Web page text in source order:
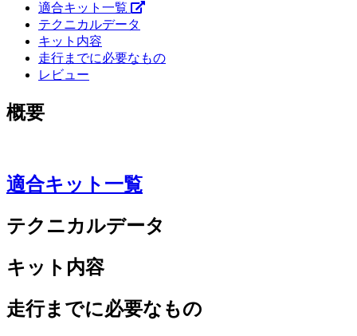
適合キット一覧
テクニカルデータ
キット内容
走行までに必要なもの
レビュー
概要
適合キット一覧
テクニカルデータ
キット内容
走行までに必要なもの